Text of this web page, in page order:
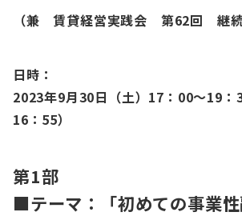
（兼 賃貸経営実践会 第62回 継続
日時：
2023年9月30日（土）17：00～19：
16：55）
第1部
■テーマ：「初めての事業